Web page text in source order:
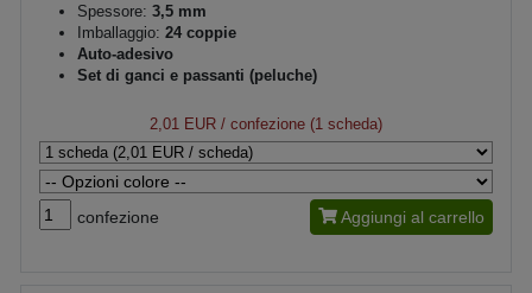
Spessore: 3,5 mm
Imballaggio: 24 coppie
Auto-adesivo
Set di ganci e passanti (peluche)
2,01 EUR / confezione (1 scheda)
confezione Aggiungi al carrello